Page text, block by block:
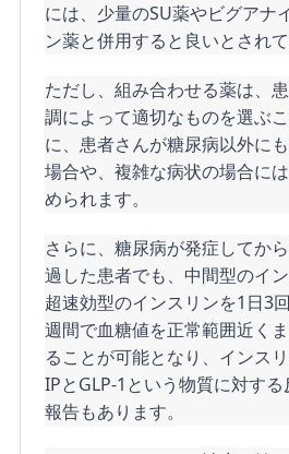
には、少量のSU薬やビグアナ
ン薬と併用すると良いとされて
ただし、組み合わせる薬は、
調によって適切なものを選ぶ
に、患者さんが糖尿病以外に
場合や、複雑な病状の場合に
められます。
さらに、糖尿病が発症してか
過した患者でも、中間型のイ
超速効型のインスリンを1日3
週間で血糖値を正常範囲近く
ることが可能となり、インス
IPとGLP-1という物質に対す
報告もあります。